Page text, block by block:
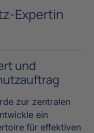
Expertin
und
zur zentralen
ein
für effektiven